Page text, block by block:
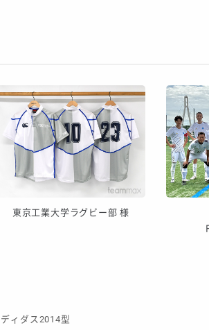
東京工業大学ラグビー部 様
ィダス2014型